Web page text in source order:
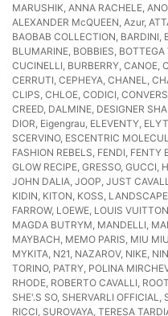
MARUSHIK, ANNA RACHELE,
ALEXANDER McQUEEN, Azur,
BAOBAB COLLECTION, BARDINI,
BLUMARINE, BOBBIES,
CUCINELLI, BURBERRY, CANOE,
CERRUTI, CEPHEYA, CHANEL,
CLIPS, CHLOE, CODICI,
CREED, DALMINE, DESIGNER
DIOR, Eigengrau, ELEVENTY,
SCERVINO, ESCENTRIC
FASHION REBELS, FENDI, FENTY
GLOW RECIPE, GRESSO, GUCCI,
JOHN DALIA, JOOP, JUST
KIDIN, KITON, KOSS,
FARROW, LOEWE, LOUIS
MAGDA BUTRYM, MANDELLI,
MAYBACH, MEMO PARIS, MIU
MYKITA, N21, NAZAROV, NIKE,
TORINO, PATRY, POLINA
RHODE, ROBERTO CAVALLI,
SHE'.S SO, SHERVARLI
RICCI, SUROVAYA, TERESA